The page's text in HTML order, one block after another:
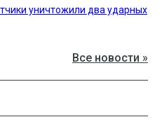
уничтожили два ударных
Все новости »